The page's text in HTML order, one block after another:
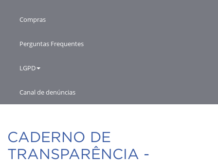
Compras
Perguntas Frequentes
LGPD
Canal de denúncias
CADERNO DE
TRANSPARÊNCIA -